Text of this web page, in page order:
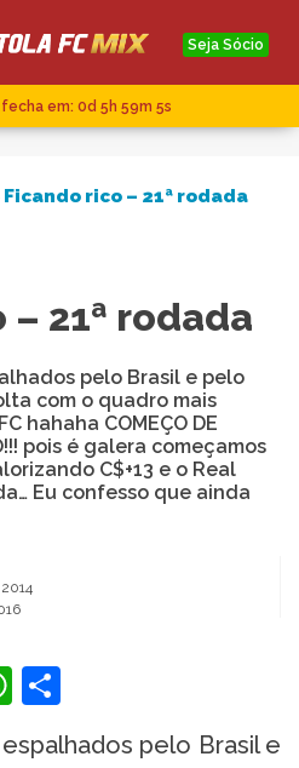
Seja Sócio
em: 0d 5h 59m 5s
Ficando rico – 21ª rodada
21ª rodada
pelo Brasil e pelo
com o quadro mais
hahaha COMEÇO DE
pois é galera começamos
C$+13 e o Real
Eu confesso que ainda
WhatsApp
pelo Brasil e